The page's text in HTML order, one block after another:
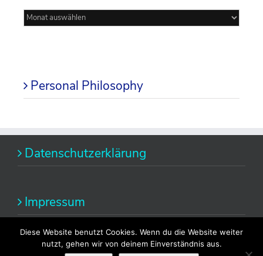
Mein
Blog
Personal Philosophy
Datenschutzerklärung
Impressum
Diese Website benutzt Cookies. Wenn du die Website weiter
nutzt, gehen wir von deinem Einverständnis aus.